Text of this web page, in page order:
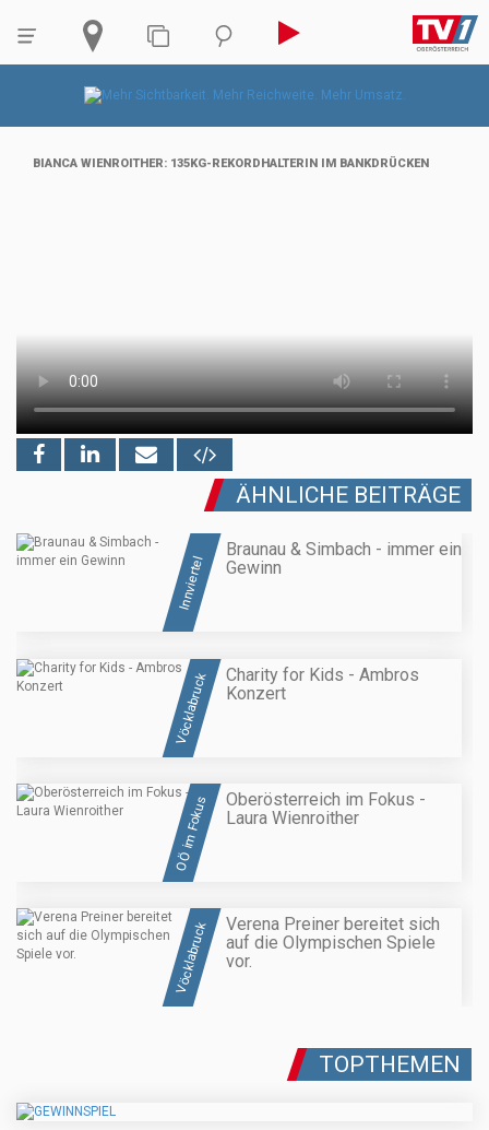
BIANCA WIENROITHER: 135KG-REKORDHALTERIN IM BANKDRÜCKEN
ÄHNLICHE BEITRÄGE
Innviertel
Braunau & Simbach - immer ein
Gewinn
Vöcklabruck
Charity for Kids - Ambros
Konzert
OÖ im Fokus
Oberösterreich im Fokus -
Laura Wienroither
Vöcklabruck
Verena Preiner bereitet sich
auf die Olympischen Spiele
vor.
TOPTHEMEN